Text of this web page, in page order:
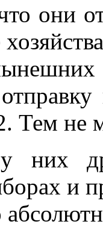
они
Тем не
них
и